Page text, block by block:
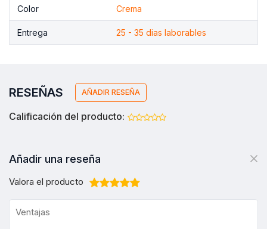
Color Crema
Entrega 25 - 35 dias laborables
RESEÑAS AÑADIR RESEÑA
Calificación del producto:
Añadir una reseña
Valora el producto